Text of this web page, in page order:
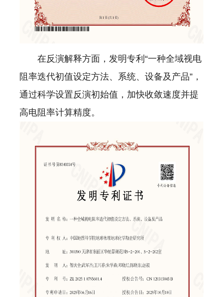
在反演解释方面，发明专利“一种全域视电
阻率迭代初值设定方法、系统、设备及产品”，
通过科学设置反演初始值，加快收敛速度并提
高电阻率计算精度。